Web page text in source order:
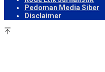
Pedoman Media Siber
Disclaimer